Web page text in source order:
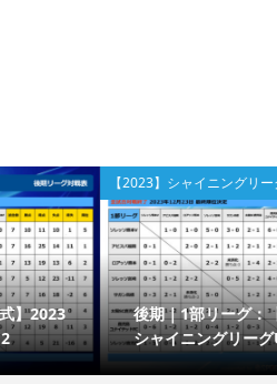
【2023】シャイニングリーグ
後期｜1部リーグ：【公式】2023
シャイニングリーグU-12